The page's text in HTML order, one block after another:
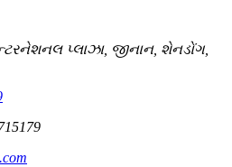
પ્લાઝા, જીનાન, શેનડોંગ,